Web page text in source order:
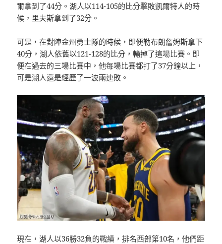
爾拿到了44分。湖人以114-105的比分擊敗凱爾特人的時
候，里夫斯拿到了32分。
可是，在對陣金州勇士隊的時候，即便勒布朗詹姆斯拿下
40分，湖人依舊以121-128的比分，輸掉了這場比賽。即
便在過去的三場比賽中，他每場比賽都打了37分鐘以上，
可是湖人還是經歷了一波兩連敗。
現在，湖人以36勝32負的戰績，排名西部第10名，他們距